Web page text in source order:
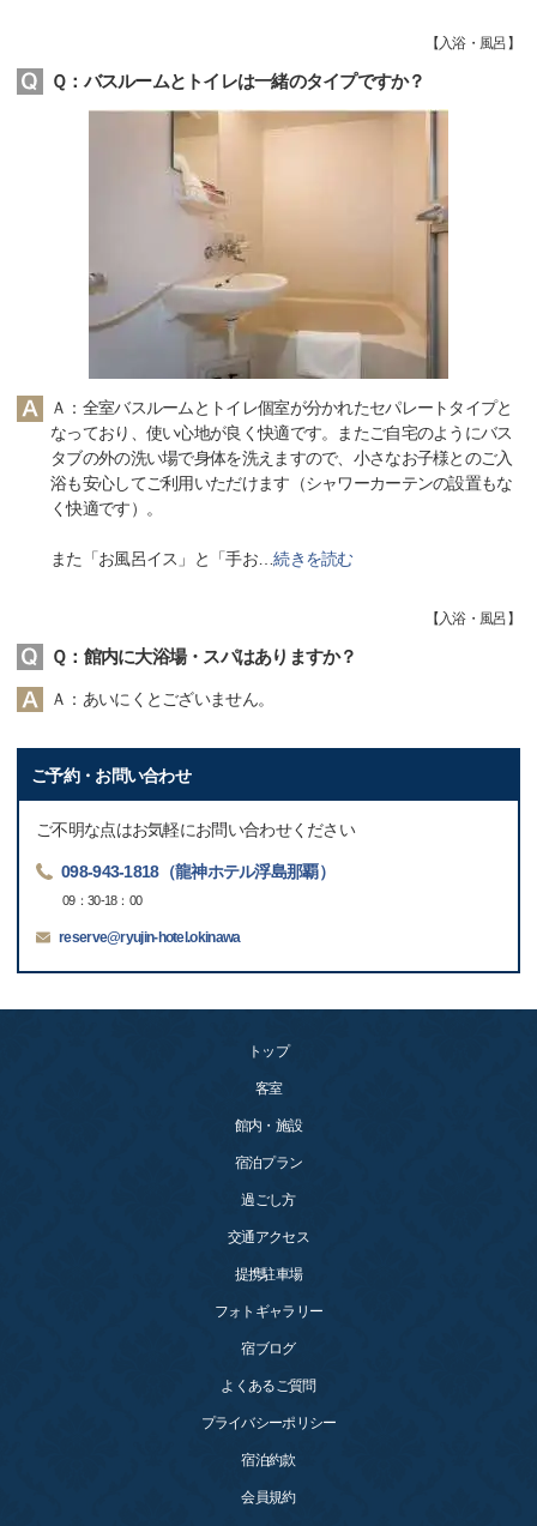
【 入浴・風呂 】
Ｑ：バスルームとトイレは一緒のタイプですか？
Ａ：全室バスルームとトイレ個室が分かれたセパレートタイプと
なっており、使い心地が良く快適です。またご自宅のようにバス
タブの外の洗い場で身体を洗えますので、小さなお子様とのご入
浴も安心してご利用いただけます（シャワーカーテンの設置もな
く快適です）。
また「お風呂イス」と「手お…続きを読む
【 入浴・風呂 】
Ｑ：館内に大浴場・スパはありますか？
Ａ：あいにくとございません。
ご予約・お問い合わせ
ご不明な点はお気軽にお問い合わせください
098-943-1818（龍神ホテル浮島那覇）
09：30-18：00
reserve@ryujin-hotel.okinawa
トップ
客室
館内・施設
宿泊プラン
過ごし方
交通アクセス
提携駐車場
フォトギャラリー
宿ブログ
よくあるご質問
プライバシーポリシー
宿泊約款
会員規約